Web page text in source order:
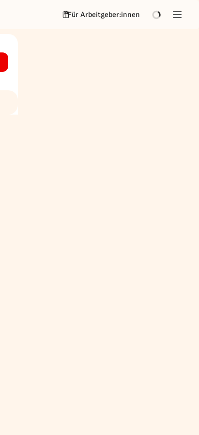
Für Arbeitgeber:innen